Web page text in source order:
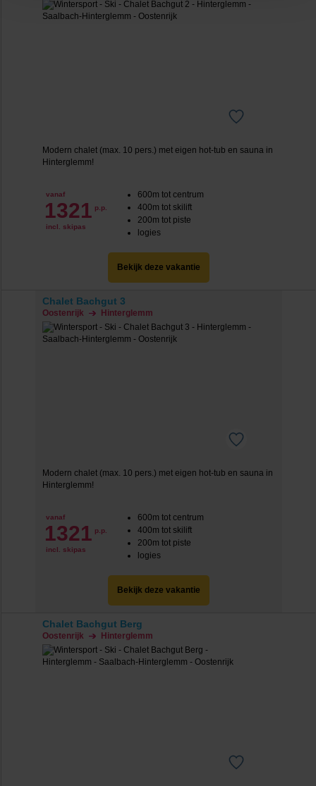
‘verander jouw toestemming’. Je kunt dan weer per type
cookie aangeven of je die wel of niet wilt toestaan.
Modern chalet (max. 10 pers.) met eigen hot-tub en sauna in
Hinterglemm!
vanaf
1321 p.p.
incl. skipas
600m tot centrum
400m tot skilift
200m tot piste
logies
Bekijk deze vakantie
Chalet Bachgut 3
Oostenrijk Hinterglemm
Modern chalet (max. 10 pers.) met eigen hot-tub en sauna in
Hinterglemm!
vanaf
1321 p.p.
incl. skipas
600m tot centrum
400m tot skilift
200m tot piste
logies
Bekijk deze vakantie
Chalet Bachgut Berg
Oostenrijk Hinterglemm